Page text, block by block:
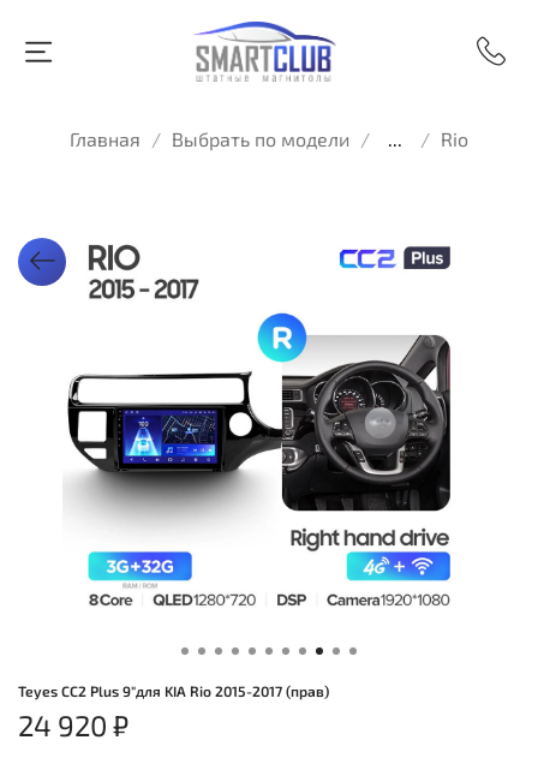
Главная Выбрать по модели ... Rio
Teyes CC2 Plus 9"для KIA Rio 2015-2017 (прав)
24 920 ₽